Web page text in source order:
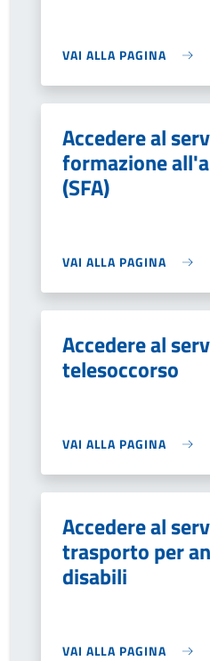
VAI ALLA PAGINA
Accedere al
formazione
(SFA)
VAI ALLA PAGINA
Accedere al
telesoccorso
VAI ALLA PAGINA
Accedere al
trasporto per
disabili
VAI ALLA PAGINA